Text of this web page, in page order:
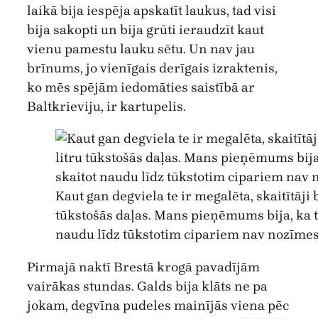
laikā bija iespēja apskatīt laukus, tad visi
bija sakopti un bija grūti ieraudzīt kaut
vienu pamestu lauku sētu. Un nav jau
brīnums, jo vienīgais derīgais izraktenis,
ko mēs spējām iedomāties saistībā ar
Baltkrieviju, ir kartupelis.
Kaut gan degviela te ir megalēta,
tūkstošās daļas. Mans pieņēmums bija, ka
naudu līdz tūkstotim cipariem nav
Pirmajā naktī Brestā krogā pavadījām
vairākas stundas. Galds bija klāts ne pa
jokam, degvīna pudeles mainījās viena pēc